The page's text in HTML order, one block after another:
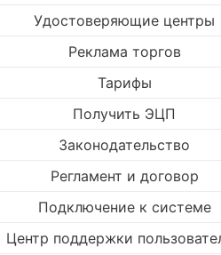
Удостоверяющие центры
Реклама торгов
Тарифы
Получить ЭЦП
Законодательство
Регламент и договор
Подключение к системе
Центр поддержки